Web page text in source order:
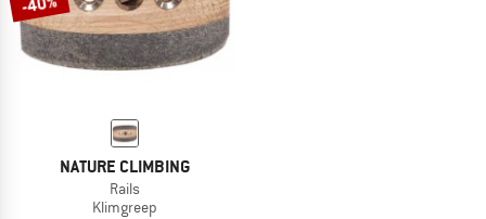
NATURE CLIMBING
Rails
Klimgreep